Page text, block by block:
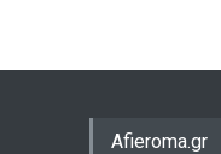
Afieroma.gr